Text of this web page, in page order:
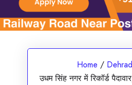
Home /
उधम सिंह नगर में रिकॉर्ड